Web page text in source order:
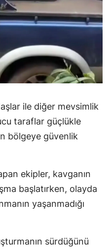
ile diğer mevsimlik
taraflar güçlükle
bölgeye güvenlik
ekipler, kavganın
başlatırken, olayda
yaşanmadığı
sürdüğünü